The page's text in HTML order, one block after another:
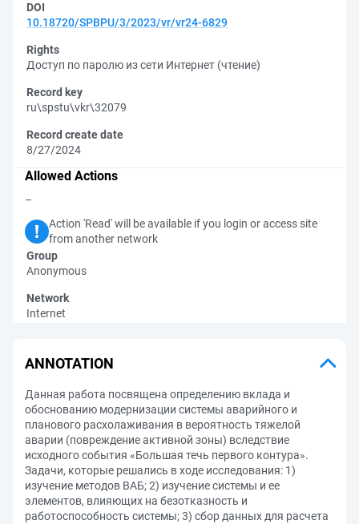
DOI
10.18720/SPBPU/3/2023/vr/vr24-6829
Rights
Доступ по паролю из сети Интернет (чтение)
Record key
ru\spstu\vkr\32079
Record create date
8/27/2024
Allowed Actions
–
Action 'Read' will be available if you login or access site
from another network
Group
Anonymous
Network
Internet
ANNOTATION
Данная работа посвящена определению вклада и
обоснованию модернизации системы аварийного и
планового расхолаживания в вероятность тяжелой
аварии (повреждение активной зоны) вследствие
исходного события «Большая течь первого контура».
Задачи, которые решались в ходе исследования: 1)
изучение методов ВАБ; 2) изучение системы и ее
элементов, влияющих на безотказность и
работоспособность системы; 3) сбор данных для расчета